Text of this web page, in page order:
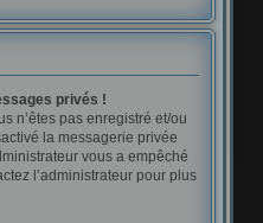
privés !
n’êtes pas enregistré et/ou
la messagerie privée
vous a empêché
l’administrateur pour plus